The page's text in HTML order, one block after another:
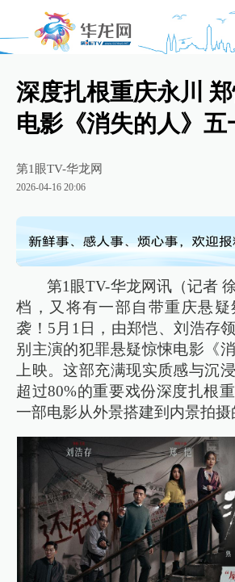
深度扎根重庆永川
电影《消失的人》五
第1眼TV-华龙网
2026-04-16 20:06
第1眼TV-华龙网讯（记者
档，又将有一部自带重庆悬
袭！5月1日，由郑恺、刘浩存
别主演的犯罪悬疑惊悚电影《
上映。这部充满现实质感与沉
超过80%的重要戏份深度扎根
一部电影从外景搭建到内景拍摄